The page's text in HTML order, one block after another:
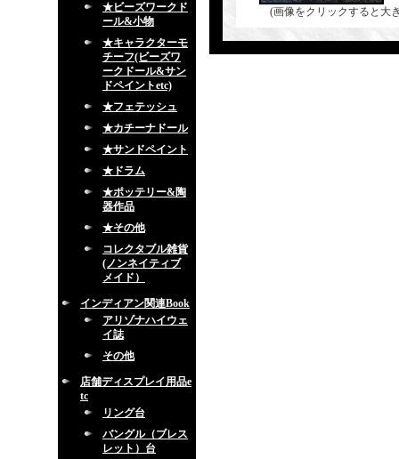
★ビーズワークド
ール&小物
★キャラクターモ
チーフ(ビーズワ
ークドール&サン
ドペイントetc)
★フェテッシュ
★カチーナドール
★サンドペイント
★ドラム
★ポッテリー&陶
器作品
★その他
コレクタブル雑貨
(ノンネイティブ
メイド）
インディアン関連Book
アリゾナハイウェ
イ誌
その他
店舗ディスプレイ用品e
tc
リング台
バングル（ブレス
レット）台
(画像をクリックすると大